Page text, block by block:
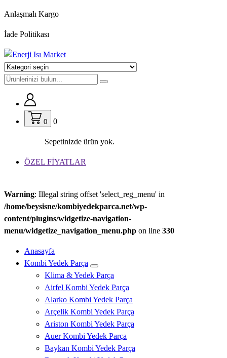
İçeriğe
Anlaşmalı Kargo
İade Politikası
0 0
Sepetinizde ürün yok.
ÖZEL FİYATLAR
Warning: Illegal string offset 'select_reg_menu' in
/home/beysisne/kombiyedekparca.net/wp-
content/plugins/widgetize-navigation-
menu/widgetize_navigation_menu.php on line 330
Anasayfa
Kombi Yedek Parça
Klima & Yedek Parça
Airfel Kombi Yedek Parça
Alarko Kombi Yedek Parça
Arçelik Kombi Yedek Parça
Ariston Kombi Yedek Parça
Auer Kombi Yedek Parça
Baykan Kombi Yedek Parça